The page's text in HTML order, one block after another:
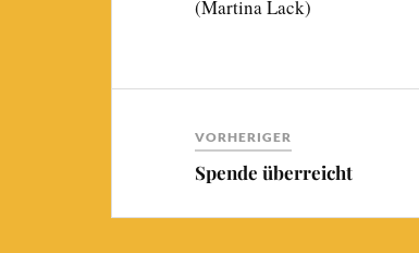
(Martina Lack)
VORHERIGER
Spende überreicht